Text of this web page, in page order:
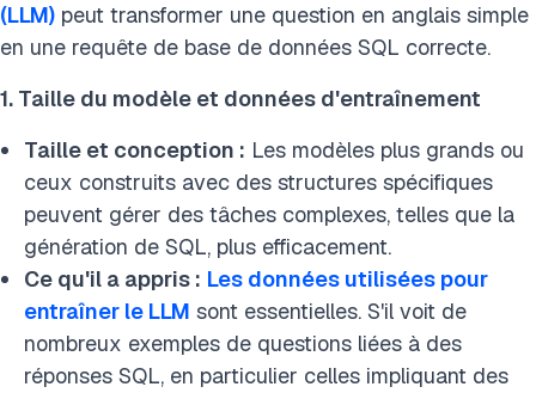
(LLM) peut transformer une question en anglais simple
en une requête de base de données SQL correcte.
1. Taille du modèle et données d'entraînement
Taille et conception : Les modèles plus grands ou
ceux construits avec des structures spécifiques
peuvent gérer des tâches complexes, telles que la
génération de SQL, plus efficacement.
Ce qu'il a appris : Les données utilisées pour
entraîner le LLM sont essentielles. S'il voit de
nombreux exemples de questions liées à des
réponses SQL, en particulier celles impliquant des